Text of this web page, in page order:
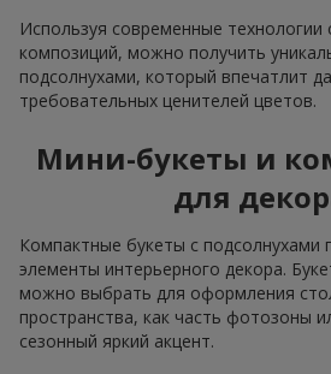
Используя современные
композиций, можно получить
подсолнухами, который впечатлит
требовательных ценителей цветов.
Мини-букеты и
для
Компактные букеты с подсолнухами
элементы интерьерного декора.
можно выбрать для оформления
пространства, как часть фотозоны
сезонный яркий акцент.